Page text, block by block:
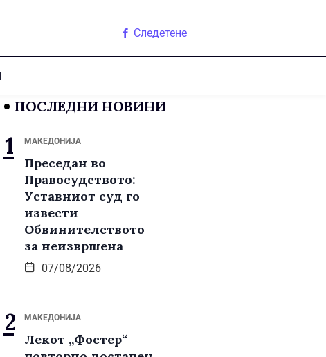
Следетене
ПОСЛЕДНИ НОВИНИ
МАКЕДОНИЈА
Преседан во
Правосудството:
Уставниот суд го
извести
Обвинителството
за неизвршена
07/08/2026
МАКЕДОНИЈА
Лекот „Фостер“